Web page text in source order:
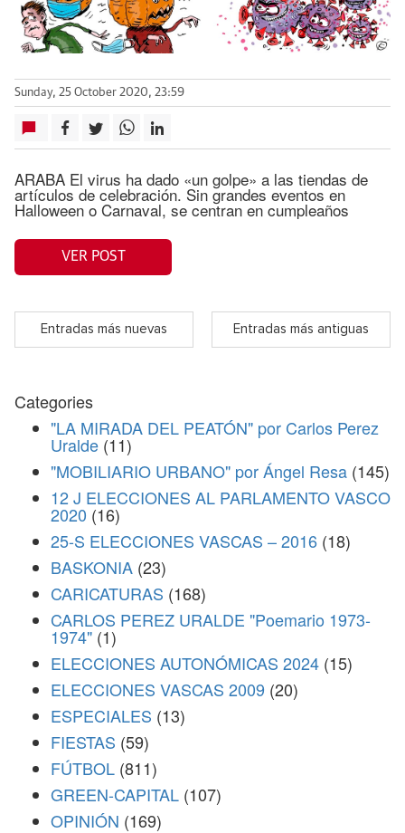
Sunday, 25 October 2020, 23:59
ARABA El virus ha dado «un golpe» a las tiendas de
artículos de celebración. Sin grandes eventos en
Halloween o Carnaval, se centran en cumpleaños
VER POST
Entradas más nuevas Entradas más antiguas
Categories
"LA MIRADA DEL PEATÓN" por Carlos Perez
Uralde (11)
"MOBILIARIO URBANO" por Ángel Resa (145)
12 J ELECCIONES AL PARLAMENTO VASCO
2020 (16)
25-S ELECCIONES VASCAS – 2016 (18)
BASKONIA (23)
CARICATURAS (168)
CARLOS PEREZ URALDE "Poemario 1973-
1974" (1)
ELECCIONES AUTONÓMICAS 2024 (15)
ELECCIONES VASCAS 2009 (20)
ESPECIALES (13)
FIESTAS (59)
FÚTBOL (811)
GREEN-CAPITAL (107)
OPINIÓN (169)